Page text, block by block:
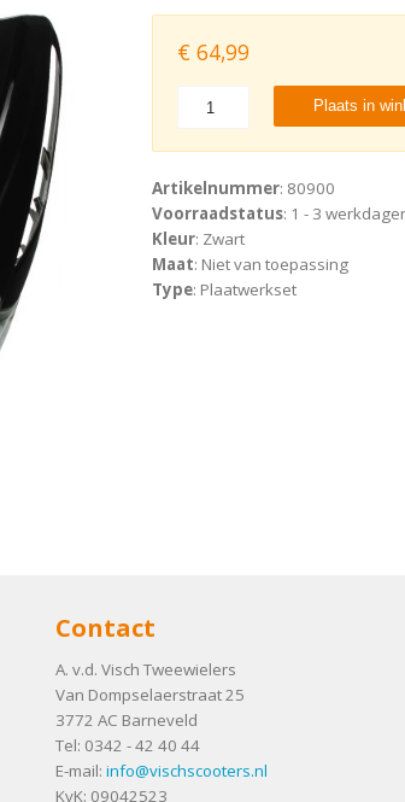
€ 64,99
Plaats in
Artikelnummer: 80900
Voorraadstatus: 1 - 3
Kleur: Zwart
Maat: Niet van toepassing
Type: Plaatwerkset
Contact
A. v.d. Visch Tweewielers
Van Dompselaerstraat 25
3772 AC Barneveld
Tel: 0342 - 42 40 44
E-mail: info@vischscooters.nl
KvK: 09042523